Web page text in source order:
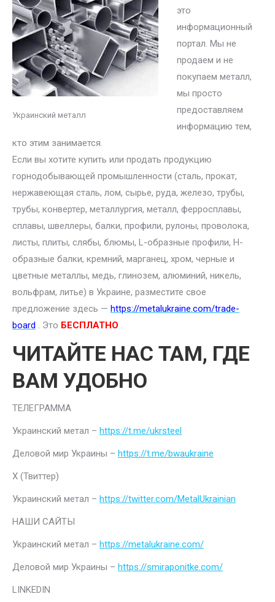
Украинский металл
это
информационный
портал. Мы не
продаем и не
покупаем металл,
мы просто
предоставляем
информацию тем,
кто этим занимается.
Если вы хотите купить или продать продукцию
горнодобывающей промышленности (сталь, прокат,
нержавеющая сталь, лом, сырье, руда, железо, трубы,
трубы, конвертер, металлургия, металл, ферросплавы,
сплавы, швеллеры, балки, профили, рулоны, проволока,
листы, плиты, слябы, блюмы, L-образные профили, H-
образные балки, кремний, марганец, хром, черные и
цветные металлы, медь, глинозем, алюминий, никель,
вольфрам, литье) в Украине, разместите свое
предложение здесь — https://metalukraine.com/trade-
board . Это БЕСПЛАТНО .
ЧИТАЙТЕ НАС ТАМ, ГДЕ
ВАМ УДОБНО
ТЕЛЕГРАММА
Украинский метал – https://t.me/ukrsteel
Деловой мир Украины – https://t.me/bwaukraine
Х (Твиттер)
Украинский метал – https://twitter.com/MetalUkrainian
НАШИ САЙТЫ
Украинский метал – https://metalukraine.com/
Деловой мир Украины – https://smiraponitke.com/
LINKEDIN